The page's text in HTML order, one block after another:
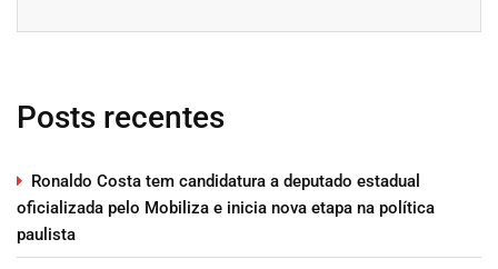
Posts recentes
Ronaldo Costa tem candidatura a deputado estadual
oficializada pelo Mobiliza e inicia nova etapa na política
paulista